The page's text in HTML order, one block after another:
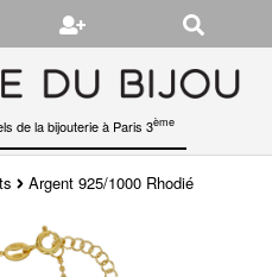
de la bijouterie à Paris 3ème
Argent 925/1000 Rhodié